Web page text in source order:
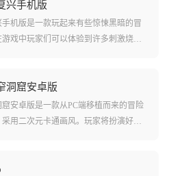
兴手机版
机版是一款玩起来有些惊悚黑暗的冒
游戏中玩家们可以体验到许多刺激烧脑
行修改，并且增强玩家们对于故事的
很多碎片化叙事的部分，对玩家们来
内容!
洞窟安卓版
安卓版是一款从PC端移植而来的冒险
用二次元卡通画风。玩家将扮演好奇
。游戏共有六个关卡，每个关卡都有